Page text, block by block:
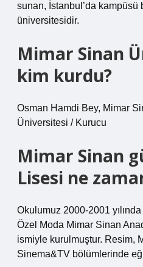
sunan, İstanbul’da kampüsü
üniversitesidir.
Mimar Sinan
kim kurdu?
Osman Hamdi Bey, Mimar
Üniversitesi / Kurucu
Mimar Sinan
Lisesi ne
Okulumuz 2000-2001
Özel Moda Mimar Sinan
ismiyle kurulmuştur. Resim,
Sinema&TV bölümlerinde